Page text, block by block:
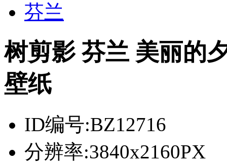
芬兰
树剪影 芬兰 美丽的
壁纸
ID编号:BZ12716
分辨率:3840x2160PX